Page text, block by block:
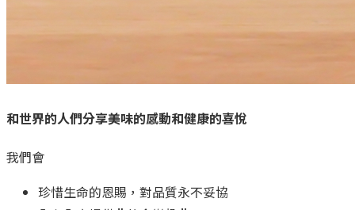
和世界的人們分享美味的感動和健康的喜悅
我們會
珍惜生命的恩賜，對品質永不妥協